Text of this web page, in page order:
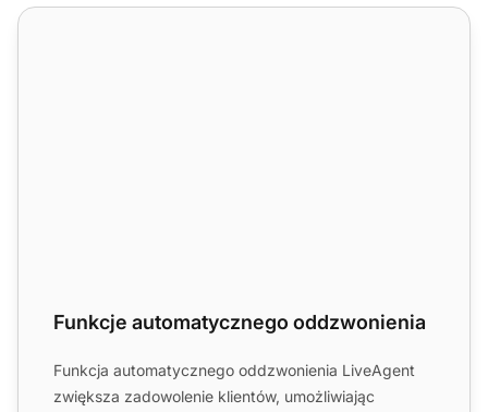
Funkcje automatycznego oddzwonienia
Funkcje automatycznego oddzwonienia
Funkcja automatycznego oddzwonienia LiveAgent
zwiększa zadowolenie klientów, umożliwiając